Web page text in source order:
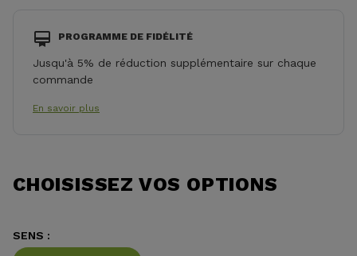
PROGRAMME DE FIDÉLITÉ
Jusqu'à 5% de réduction supplémentaire sur chaque
commande
En savoir plus
CHOISISSEZ VOS OPTIONS
SENS :